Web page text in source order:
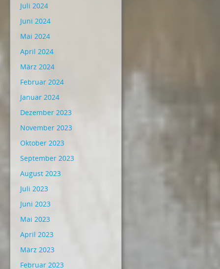
Juli 2024
Juni 2024
Mai 2024
April 2024
März 2024
Februar 2024
Januar 2024
Dezember 2023
November 2023
Oktober 2023
September 2023
August 2023
Juli 2023
Juni 2023
Mai 2023
April 2023
März 2023
Februar 2023